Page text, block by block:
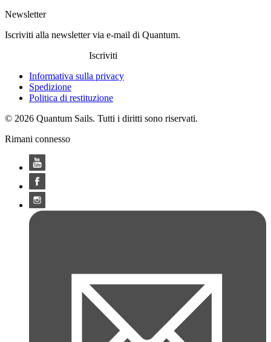
Newsletter
Iscriviti alla newsletter via e-mail di Quantum.
Iscriviti
Informativa sulla privacy
Spedizione
Politica di restituzione
© 2026 Quantum Sails. Tutti i diritti sono riservati.
Rimani connesso